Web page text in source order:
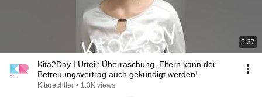
5:37
Kita2Day I Urteil: Überraschung, Eltern kann der
Betreuungsvertrag auch gekündigt werden!
Kitarechtler • 1.3K views